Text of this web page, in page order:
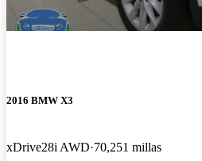
2016 BMW X3
xDrive28i AWD 70,251 millas